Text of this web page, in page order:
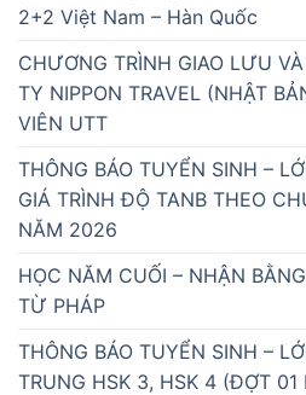
2+2 Việt Nam – Hàn Quốc
CHƯƠNG TRÌNH GIAO LƯU
TY NIPPON TRAVEL (NHẬT
VIÊN UTT
THÔNG BÁO TUYỂN SINH –
GIÁ TRÌNH ĐỘ TANB THEO
NĂM 2026
HỌC NĂM CUỐI – NHẬN
TỪ PHÁP
THÔNG BÁO TUYỂN SINH –
TRUNG HSK 3, HSK 4 (ĐỢT